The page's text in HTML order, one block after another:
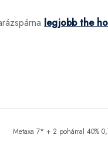
legjobb the